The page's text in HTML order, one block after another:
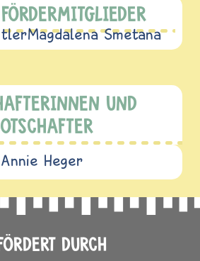
Magdalena Smetana
UND
Annie Heger
DURCH